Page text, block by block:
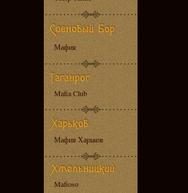
Мафия
Mafia Club
Мафия Харьков
Mafioso